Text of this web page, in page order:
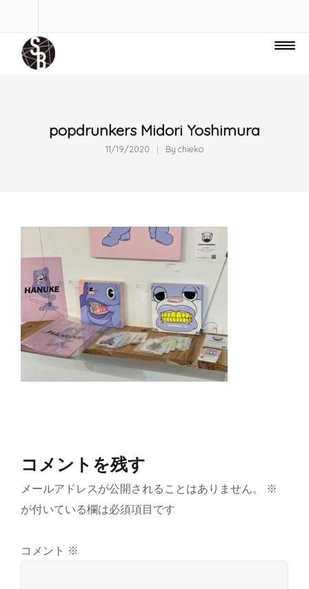
popdrunkers Midori Yoshimura
11/19/2020 By chieko
コメントを残す
メールアドレスが公開されることはありません。
※
が付いている欄は必須項目です
コメント ※